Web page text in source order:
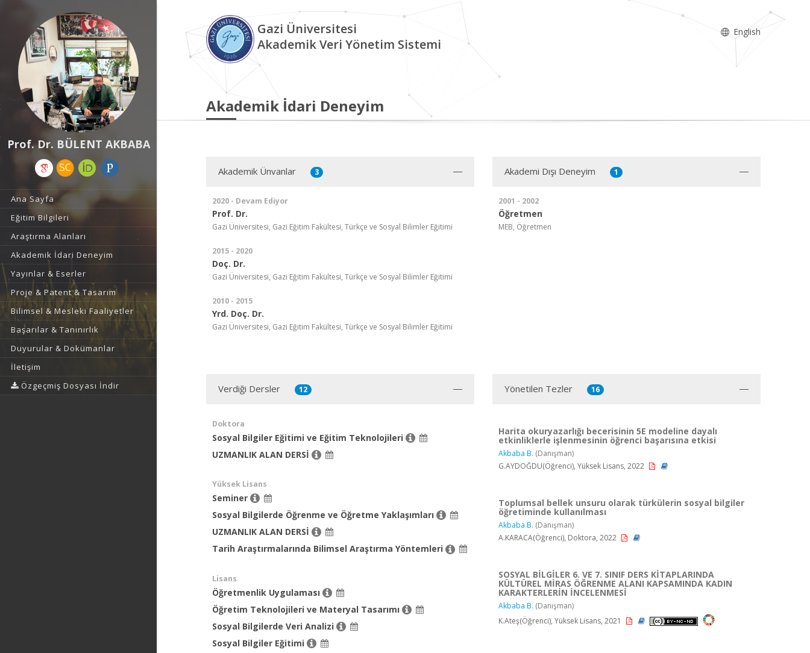
Prof. Dr. BÜLENT AKBABA
Ana Sayfa
Eğitim Bilgileri
Araştırma Alanları
Akademik İdari Deneyim
Yayınlar & Eserler
Proje & Patent & Tasarım
Bilimsel & Mesleki Faaliyetler
Başarılar & Tanınırlık
Duyurular & Dokümanlar
İletişim
Özgeçmiş Dosyası İndir
Gazi Üniversitesi
Akademik Veri Yönetim Sistemi
English
Akademik İdari Deneyim
Akademik Ünvanlar 3
2020 - Devam Ediyor
Prof. Dr.
Gazi Üniversitesi, Gazi Eğitim Fakültesi, Türkçe ve Sosyal Bilimler Eğitimi
2015 - 2020
Doç. Dr.
Gazi Üniversitesi, Gazi Eğitim Fakültesi, Türkçe ve Sosyal Bilimler Eğitimi
2010 - 2015
Yrd. Doç. Dr.
Gazi Üniversitesi, Gazi Eğitim Fakültesi, Türkçe ve Sosyal Bilimler Eğitimi
Akademi Dışı Deneyim 1
2001 - 2002
Öğretmen
MEB, Öğretmen
Verdiği Dersler 12
Doktora
Sosyal Bilgiler Eğitimi ve Eğitim Teknolojileri
UZMANLIK ALAN DERSİ
Yüksek Lisans
Seminer
Sosyal Bilgilerde Öğrenme ve Öğretme Yaklaşımları
UZMANLIK ALAN DERSİ
Tarih Araştırmalarında Bilimsel Araştırma Yöntemleri
Lisans
Öğretmenlik Uygulaması
Öğretim Teknolojileri ve Materyal Tasarımı
Sosyal Bilgilerde Veri Analizi
Sosyal Bilgiler Eğitimi
Yönetilen Tezler 16
Harita okuryazarlığı becerisinin 5E modeline dayalı
etkinliklerle işlenmesinin öğrenci başarısına etkisi
Akbaba B. (Danışman)
G.AYDOĞDU(Öğrenci), Yüksek Lisans, 2022
Toplumsal bellek unsuru olarak türkülerin sosyal bilgiler
öğretiminde kullanılması
Akbaba B. (Danışman)
A.KARACA(Öğrenci), Doktora, 2022
SOSYAL BİLGİLER 6. VE 7. SINIF DERS KİTAPLARINDA
KÜLTÜREL MİRAS ÖĞRENME ALANI KAPSAMINDA KADIN
KARAKTERLERİN İNCELENMESİ
Akbaba B. (Danışman)
K.Ateş(Öğrenci), Yüksek Lisans, 2021